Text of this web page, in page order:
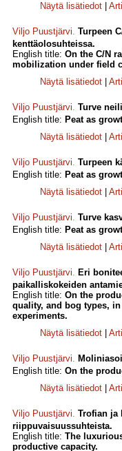
Näytä lisätiedot
Viljo Puustjärvi. Turpeen
kenttäolosuhteissa.
English title: On the C/N
mobilization under field
Näytä lisätiedot
Viljo Puustjärvi. Turve
English title: Peat as
Näytä lisätiedot
Viljo Puustjärvi. Turpeen
English title: Peat as
Näytä lisätiedot
Viljo Puustjärvi. Turve
English title: Peat as
Näytä lisätiedot
Viljo Puustjärvi. Eri
paikalliskokeiden
English title: On the
quality, and bog types,
experiments.
Näytä lisätiedot
Viljo Puustjärvi.
English title: On the
Näytä lisätiedot
Viljo Puustjärvi. Trofian ja
riippuvaisuussuhteista.
English title: The
productive capacity.